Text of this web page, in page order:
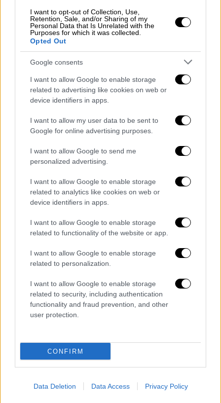
I want to opt-out of Collection, Use,
Retention, Sale, and/or Sharing of my
Personal Data that Is Unrelated with the
Purposes for which it was collected.
Opted Out
Google consents
I want to allow Google to enable storage
related to advertising like cookies on web or
device identifiers in apps.
I want to allow my user data to be sent to
Google for online advertising purposes.
I want to allow Google to send me
personalized advertising.
I want to allow Google to enable storage
related to analytics like cookies on web or
device identifiers in apps.
I want to allow Google to enable storage
related to functionality of the website or app.
I want to allow Google to enable storage
related to personalization.
I want to allow Google to enable storage
related to security, including authentication
functionality and fraud prevention, and other
user protection.
CONFIRM
Data Deletion Data Access Privacy Policy
Market|27.11.2022 09:46
Ελληνικός Χρυσός: Πώς η τεχνολογία
περιβαλλοντικού αποτυπώματος - Το
παράδειγμα των Σκουριών
Η Ελληνικός Χρυσός, με αυξημένο αίσθημα
λογοδοσίας έναντι της τοπικής κοινωνίας,
έχει σχεδιάσει και εφαρμόζει το
βραβευμένο Πρόγραμμα Περιβαλλοντικής
Παρακολούθησης, ένα από τα πιο εξελιγμένα
αντίστοιχα προγράμματα στην Ευρώπη